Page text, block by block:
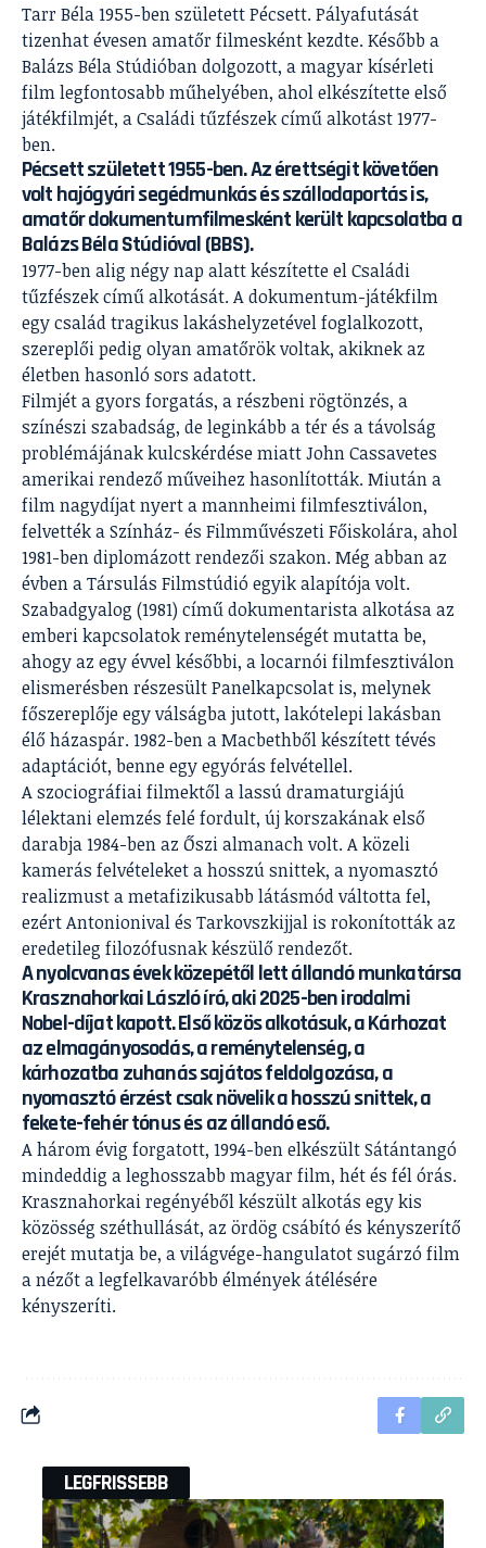
Tarr Béla 1955-ben született Pécsett. Pályafutását
tizenhat évesen amatőr filmesként kezdte. Később a
Balázs Béla Stúdióban dolgozott, a magyar kísérleti
film legfontosabb műhelyében, ahol elkészítette első
játékfilmjét, a Családi tűzfészek című alkotást 1977-
ben.
Pécsett született 1955-ben. Az érettségit követően
volt hajógyári segédmunkás és szállodaportás is,
amatőr dokumentumfilmesként került kapcsolatba a
Balázs Béla Stúdióval (BBS).
1977-ben alig négy nap alatt készítette el Családi
tűzfészek című alkotását. A dokumentum-játékfilm
egy család tragikus lakáshelyzetével foglalkozott,
szereplői pedig olyan amatőrök voltak, akiknek az
életben hasonló sors adatott.
Filmjét a gyors forgatás, a részbeni rögtönzés, a
színészi szabadság, de leginkább a tér és a távolság
problémájának kulcskérdése miatt John Cassavetes
amerikai rendező műveihez hasonlították. Miután a
film nagydíjat nyert a mannheimi filmfesztiválon,
felvették a Színház- és Filmművészeti Főiskolára, ahol
1981-ben diplomázott rendezői szakon. Még abban az
évben a Társulás Filmstúdió egyik alapítója volt.
Szabadgyalog (1981) című dokumentarista alkotása az
emberi kapcsolatok reménytelenségét mutatta be,
ahogy az egy évvel későbbi, a locarnói filmfesztiválon
elismerésben részesült Panelkapcsolat is, melynek
főszereplője egy válságba jutott, lakótelepi lakásban
élő házaspár. 1982-ben a Macbethből készített tévés
adaptációt, benne egy egyórás felvétellel.
A szociográfiai filmektől a lassú dramaturgiájú
lélektani elemzés felé fordult, új korszakának első
darabja 1984-ben az Őszi almanach volt. A közeli
kamerás felvételeket a hosszú snittek, a nyomasztó
realizmust a metafizikusabb látásmód váltotta fel,
ezért Antonionival és Tarkovszkijjal is rokonították az
eredetileg filozófusnak készülő rendezőt.
A nyolcvanas évek közepétől lett állandó munkatársa
Krasznahorkai László író, aki 2025-ben irodalmi
Nobel-díjat kapott. Első közös alkotásuk, a Kárhozat
az elmagányosodás, a reménytelenség, a
kárhozatba zuhanás sajátos feldolgozása, a
nyomasztó érzést csak növelik a hosszú snittek, a
fekete-fehér tónus és az állandó eső.
A három évig forgatott, 1994-ben elkészült Sátántangó
mindeddig a leghosszabb magyar film, hét és fél órás.
Krasznahorkai regényéből készült alkotás egy kis
közösség széthullását, az ördög csábító és kényszerítő
erejét mutatja be, a világvége-hangulatot sugárzó film
a nézőt a legfelkavaróbb élmények átélésére
kényszeríti.
LEGFRISSEBB